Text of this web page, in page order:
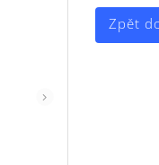
Zpět